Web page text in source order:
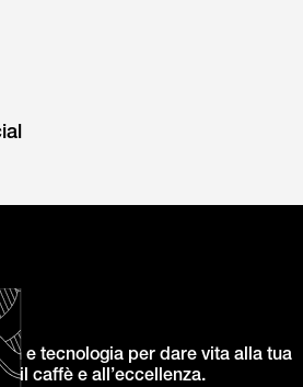
e tecnologia per dare vita alla tua
il caffè e all’eccellenza.